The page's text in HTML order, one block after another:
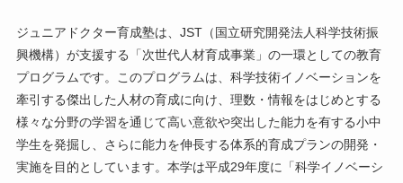
ジュニアドクター育成塾は、JST（国立研究開発法人科学技術振
興機構）が支援する「次世代人材育成事業」の一環としての教育
プログラムです。このプログラムは、科学技術イノベーションを
牽引する傑出した人材の育成に向け、理数・情報をはじめとする
様々な分野の学習を通じて高い意欲や突出した能力を有する小中
学生を発掘し、さらに能力を伸長する体系的育成プランの開発・
実施を目的としています。本学は平成29年度に「科学イノベーシ